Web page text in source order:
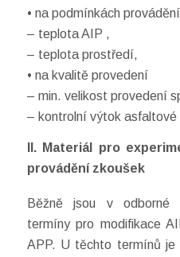
• na podmínkách provádění
– teplota AIP ,
– teplota prostředí,
• na kvalitě provedení
– min. velikost provedení
– kontrolní výtok asfaltové
II. Materiál pro
provádění zkoušek
Běžně jsou v odborné
termíny pro modifikace
APP. U těchto termínů